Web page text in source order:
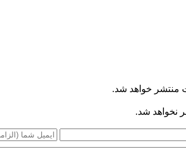
منتشر خواهد شد.
نخواهد شد.